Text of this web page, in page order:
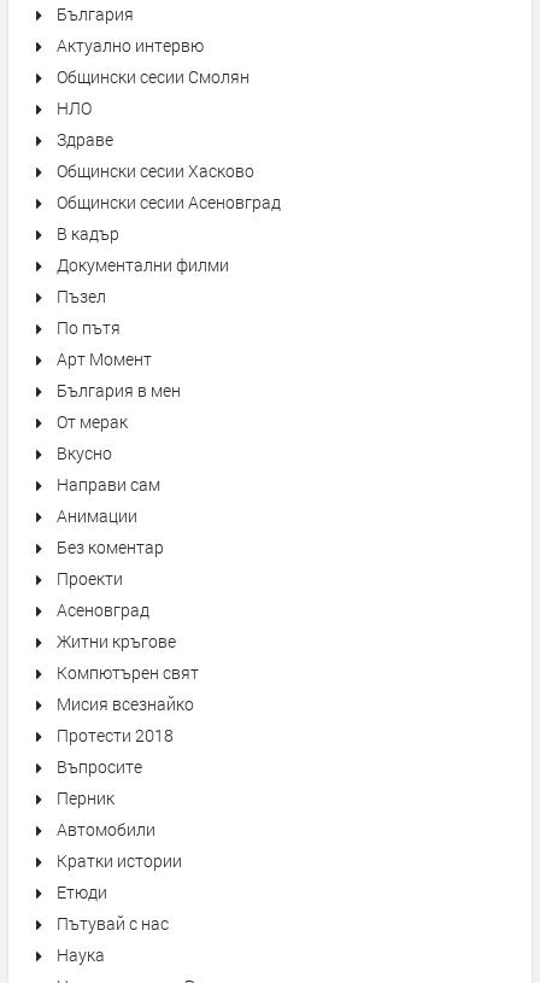
България
Актуално интервю
Общински сесии Смолян
НЛО
Здраве
Общински сесии Хасково
Общински сесии Асеновград
В кадър
Документални филми
Пъзел
По пътя
Арт Момент
България в мен
От мерак
Вкусно
Направи сам
Анимации
Без коментар
Проекти
Асеновград
Житни кръгове
Компютърен свят
Мисия всезнайко
Протести 2018
Въпросите
Перник
Автомобили
Кратки истории
Етюди
Пътувай с нас
Наука